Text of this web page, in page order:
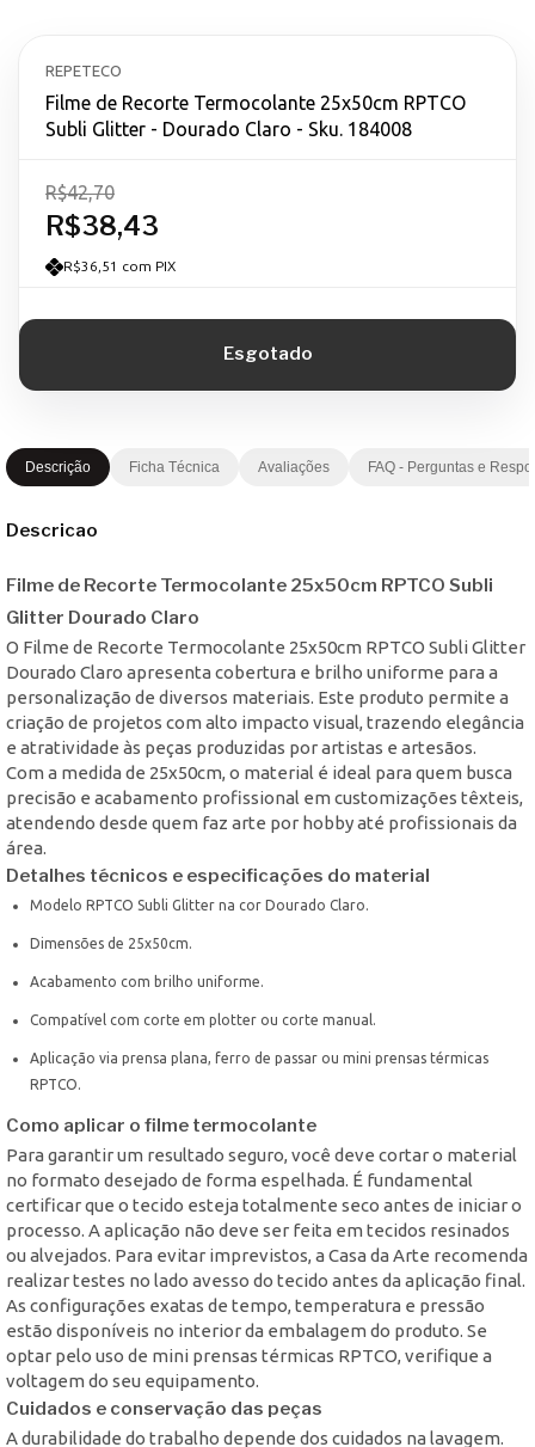
REPETECO
Filme de Recorte Termocolante 25x50cm RPTCO
Subli Glitter - Dourado Claro - Sku. 184008
R$38,43
R$42,70
R$36,51 com PIX
Descrição Ficha Técnica Avaliações FAQ - Perguntas e
Descricao
Filme de Recorte Termocolante 25x50cm RPTCO Subli
Glitter Dourado Claro
O Filme de Recorte Termocolante 25x50cm RPTCO Subli Glitter
Dourado Claro apresenta cobertura e brilho uniforme para a
personalização de diversos materiais. Este produto permite a
criação de projetos com alto impacto visual, trazendo elegância
e atratividade às peças produzidas por artistas e artesãos.
Com a medida de 25x50cm, o material é ideal para quem busca
precisão e acabamento profissional em customizações têxteis,
atendendo desde quem faz arte por hobby até profissionais da
área.
Detalhes técnicos e especificações do material
Modelo RPTCO Subli Glitter na cor Dourado Claro.
Dimensões de 25x50cm.
Acabamento com brilho uniforme.
Compatível com corte em plotter ou corte manual.
Aplicação via prensa plana, ferro de passar ou mini prensas térmicas
RPTCO.
Como aplicar o filme termocolante
Para garantir um resultado seguro, você deve cortar o material
no formato desejado de forma espelhada. É fundamental
certificar que o tecido esteja totalmente seco antes de iniciar o
processo. A aplicação não deve ser feita em tecidos resinados
ou alvejados. Para evitar imprevistos, a Casa da Arte recomenda
realizar testes no lado avesso do tecido antes da aplicação final.
As configurações exatas de tempo, temperatura e pressão
estão disponíveis no interior da embalagem do produto. Se
optar pelo uso de mini prensas térmicas RPTCO, verifique a
voltagem do seu equipamento.
Cuidados e conservação das peças
A durabilidade do trabalho depende dos cuidados na lavagem.